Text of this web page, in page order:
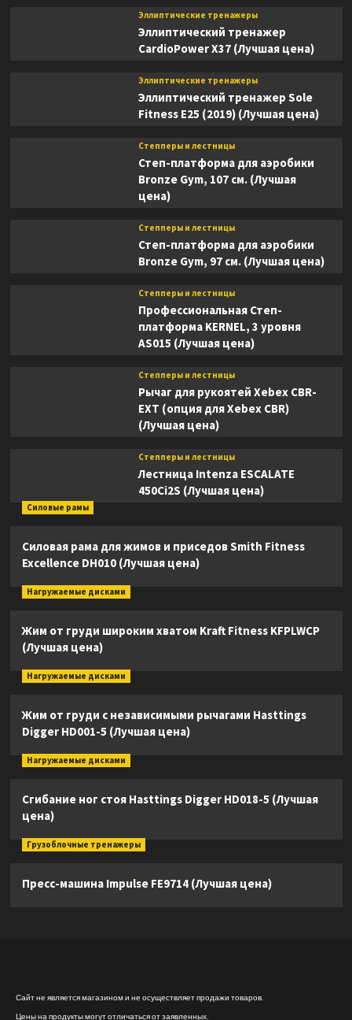
Эллиптические тренажеры
Эллиптический тренажер
CardioPower X37 (Лучшая цена)
Эллиптические тренажеры
Эллиптический тренажер Sole
Fitness E25 (2019) (Лучшая цена)
Степперы и лестницы
Степ-платформа для аэробики
Bronze Gym, 107 см. (Лучшая
цена)
Степперы и лестницы
Степ-платформа для аэробики
Bronze Gym, 97 см. (Лучшая цена)
Степперы и лестницы
Профессиональная Степ-
платформа KERNEL, 3 уровня
AS015 (Лучшая цена)
Степперы и лестницы
Рычаг для рукоятей Xebex CBR-
EXT (опция для Xebex CBR)
(Лучшая цена)
Степперы и лестницы
Лестница Intenza ESCALATE
450Ci2S (Лучшая цена)
Силовые рамы
Силовая рама для жимов и приседов Smith Fitness
Excellence DH010 (Лучшая цена)
Нагружаемые дисками
Жим от груди широким хватом Kraft Fitness KFPLWCP
(Лучшая цена)
Нагружаемые дисками
Жим от груди с независимыми рычагами Hasttings
Digger HD001-5 (Лучшая цена)
Нагружаемые дисками
Сгибание ног стоя Hasttings Digger HD018-5 (Лучшая
цена)
Грузоблочные тренажеры
Пресс-машина Impulse FE9714 (Лучшая цена)
Сайт не является магазином и не осуществляет продажи товаров.
Цены на продукты могут отличаться от заявленных.